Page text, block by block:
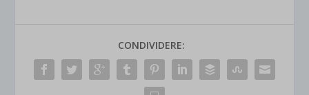
CONDIVIDERE: